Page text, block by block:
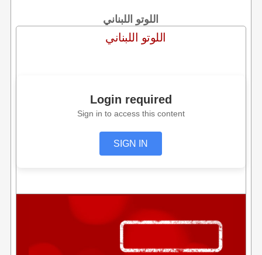
اللوتو اللبناني
اللوتو اللبناني
Login required
Sign in to access this content
SIGN IN